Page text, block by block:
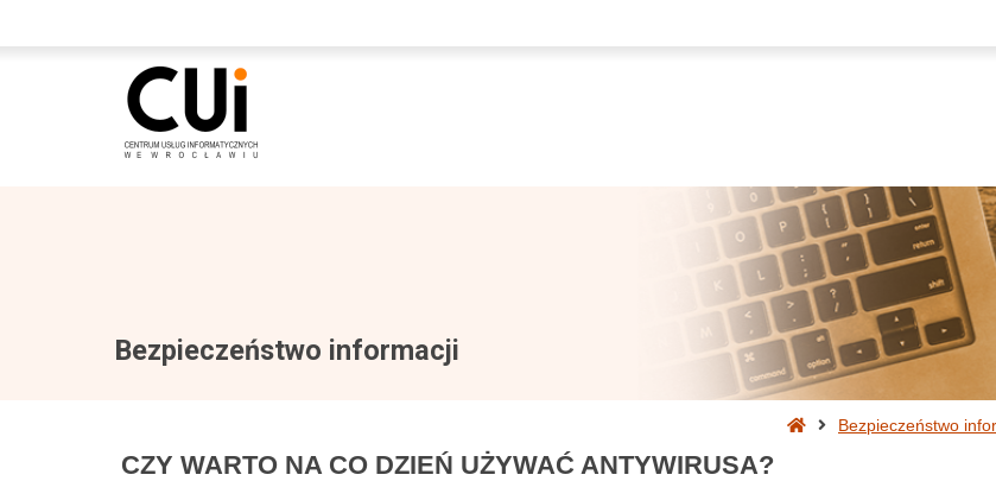
Bezpieczeństwo informacji
StronaBezpieczeństwo
CZY WARTO NA CO DZIEŃ UŻYWAĆ ANTYWIRUSA?